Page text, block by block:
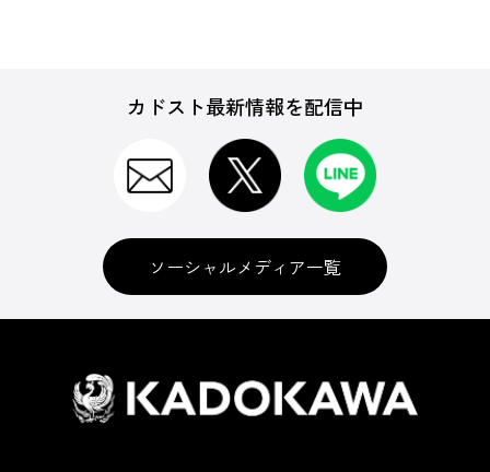
カドスト最新情報を配信中
ソーシャルメディア一覧